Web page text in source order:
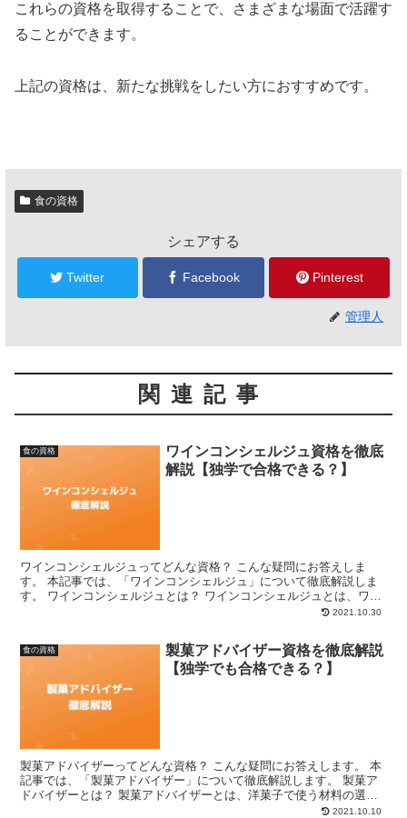
これらの資格を取得することで、さまざまな場面で活躍す
ることができます。
上記の資格は、新たな挑戦をしたい方におすすめです。
食の資格
シェアする
Twitter Facebook Pinterest
管理人
関連記事
食の資格
ワインコンシェルジュ資格を徹底
解説【独学で合格できる？】
ワインコンシェルジュってどんな資格？ こんな疑問にお答えしま
す。 本記事では、「ワインコンシェルジュ」について徹底解説しま
す。 ワインコンシェルジュとは？ ワインコンシェルジュとは、ワイ
ンの基本的な知識だけでなく、ワインと料理の関係など幅広...2021.10.30
食の資格
製菓アドバイザー資格を徹底解説
【独学でも合格できる？】
製菓アドバイザーってどんな資格？ こんな疑問にお答えします。 本
記事では、「製菓アドバイザー」について徹底解説します。 製菓ア
ドバイザーとは？ 製菓アドバイザーとは、洋菓子で使う材料の選び
方や適切な調理ができる方に与えられる資格です。 日本...2021.10.10